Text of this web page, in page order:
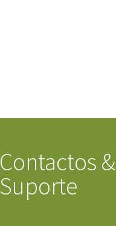
Contactos &
Suporte